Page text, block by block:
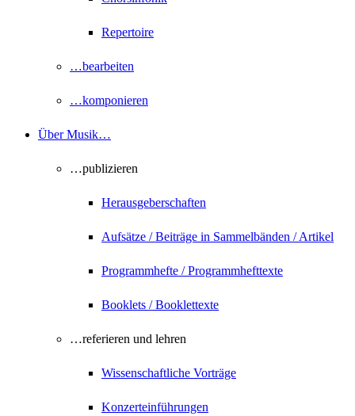
Repertoire
…bearbeiten
…komponieren
Über Musik…
…publizieren
Herausgeberschaften
Aufsätze / Beiträge in Sammelbänden / Artikel
Programmhefte / Programmhefttexte
Booklets / Booklettexte
…referieren und lehren
Wissenschaftliche Vorträge
Konzerteinführungen